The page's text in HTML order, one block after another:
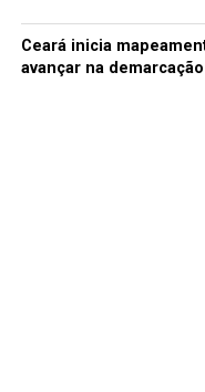
Ceará inicia
avançar na demarcação